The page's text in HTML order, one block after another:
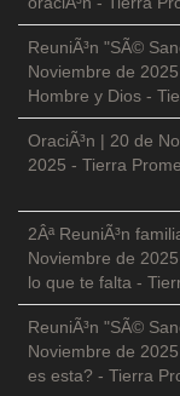
ReuniÃ³n "SÃ©
Noviembre de
Hombre y Dios -
OraciÃ³n | 20 de
2025 - Tierra
2Âª ReuniÃ³n
Noviembre de
lo que te falta -
ReuniÃ³n "SÃ©
Noviembre de
es esta? - Tierra